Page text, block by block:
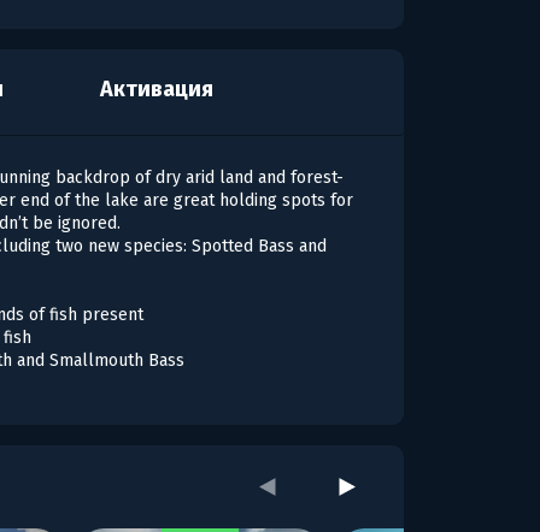
Активация
backdrop of dry arid land and forest-
end of the lake are great holding spots for
be ignored.
two new species: Spotted Bass and
of fish present
and Smallmouth Bass